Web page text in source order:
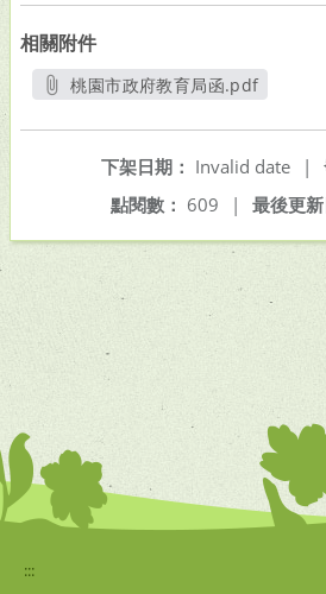
相關附件
桃園市政府教育局函.pdf
下架日期： Invalid date
|
最後更新
點閱數： 609 |
:::